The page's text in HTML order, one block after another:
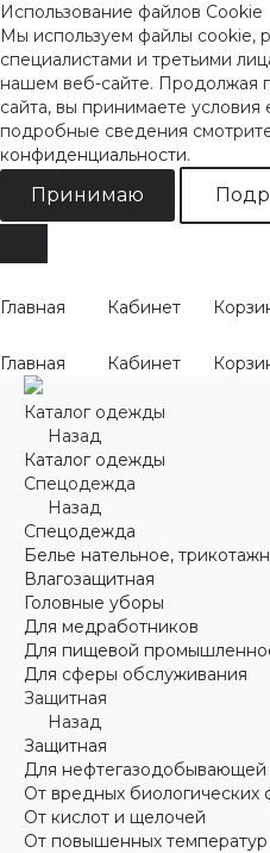
Использование файлов Cookie
Мы используем файлы cookie,
специалистами и третьими
нашем веб-сайте. Продолжая
сайта, вы принимаете условия
подробные сведения
конфиденциальности.
Принимаю
Главная Кабинет
Главная Кабинет
Каталог одежды
Назад
Каталог одежды
Спецодежда
Назад
Спецодежда
Белье нательное,
Влагозащитная
Головные уборы
Для медработников
Для пищевой
Для сферы обслуживания
Защитная
Назад
Защитная
Для нефтегазодобывающей
От вредных биологических
От кислот и щелочей
От повышенных температур